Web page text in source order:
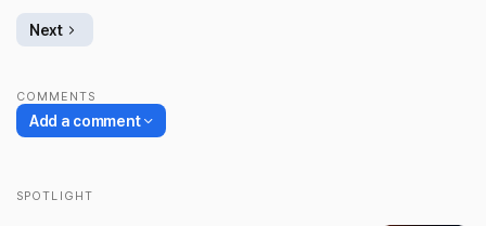
Next
COMMENTS
Add a comment
SPOTLIGHT